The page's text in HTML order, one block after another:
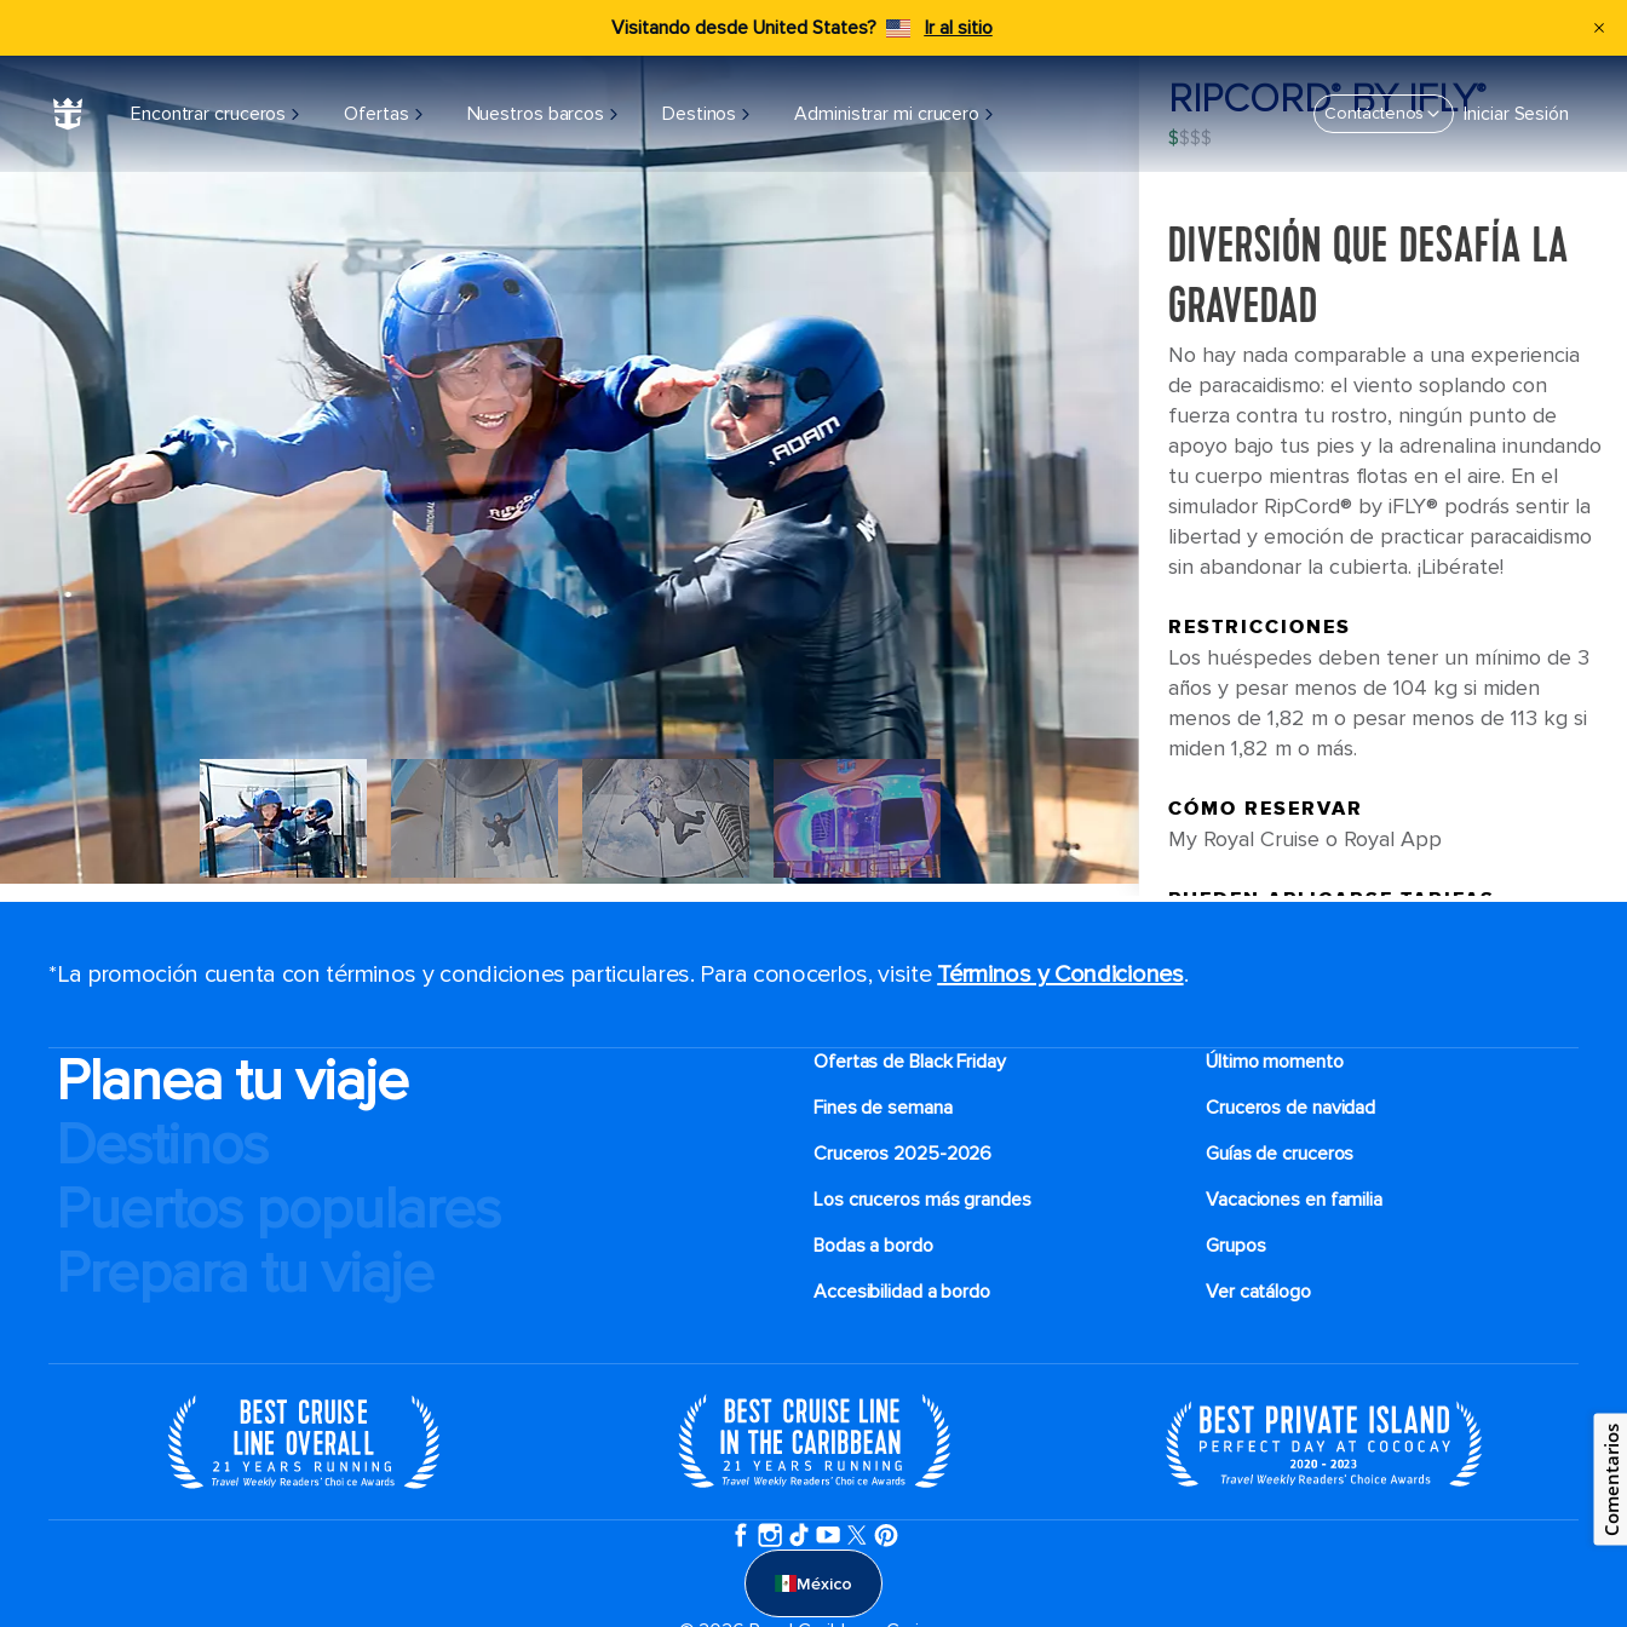
Visitando desde United States? Ir al sitio
Encontrar cruceros Ofertas Nuestros barcos Destinos Administrar mi crucero Contáctenos Iniciar Sesión
RIPCORD®BY IFLY®
$
DIVERSIÓN QUE DESAFÍA LA
GRAVEDAD
No hay nada comparable a una experiencia
de paracaidismo: el viento soplando con
fuerza contra tu rostro, ningún punto de
apoyo bajo tus pies y la adrenalina inundando
tu cuerpo mientras flotas en el aire. En el
simulador RipCord® by iFLY® podrás sentir la
libertad y emoción de practicar paracaidismo
sin abandonar la cubierta. ¡Libérate!
RESTRICCIONES
Los huéspedes deben tener un mínimo de 3
años y pesar menos de 104 kg si miden
menos de 1,82 m o pesar menos de 113 kg si
miden 1,82 m o más.
CÓMO RESERVAR
My Royal Cruise o Royal App
PUEDEN APLICARSE TARIFAS
SEAS®
del Quantum of the Seas no se encuentra
disponible para los huéspedes.
*La promoción cuenta con términos y condiciones particulares. Para conocerlos, visite Términos y Condiciones.
Planea tu viaje
Destinos
Puertos populares
Prepara tu viaje
Ofertas de Black Friday
Último momento
Fines de semana
Cruceros de navidad
Cruceros 2025-2026
Guías de cruceros
Los cruceros más grandes
Vacaciones en familia
Bodas a bordo
Grupos
Accesibilidad a bordo
Ver catálogo
México
Comentarios